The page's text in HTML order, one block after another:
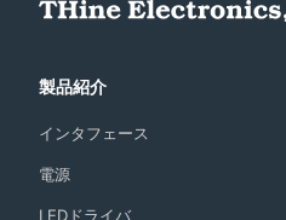
製品紹介
インタフェース
電源
LEDドライバ